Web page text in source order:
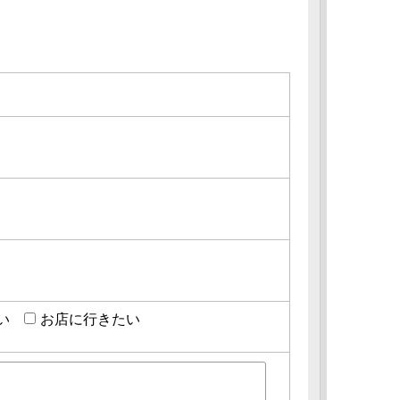
お店に行きたい